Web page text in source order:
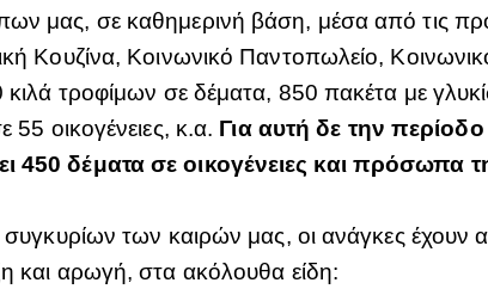
μας, σε καθημερινή βάση, μέσα από τις
Κουζίνα, Κοινωνικό Παντοπωλείο,
τροφίμων σε δέματα, 850 πακέτα με
οικογένειες, κ.α. Για αυτή δε την
450 δέματα σε οικογένειες και πρόσωπα
των καιρών μας, οι ανάγκες έχουν
και αρωγή, στα ακόλουθα είδη: